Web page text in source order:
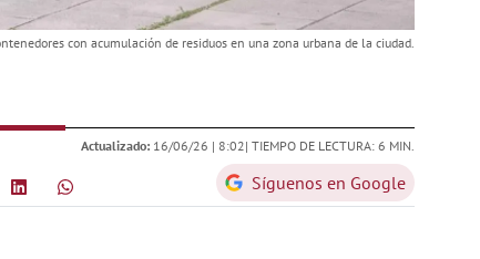
con acumulación de residuos en una zona urbana de la ciudad.
Actualizado: 16/06/26 | 8:02| TIEMPO DE LECTURA: 6 MIN.
Síguenos en Google